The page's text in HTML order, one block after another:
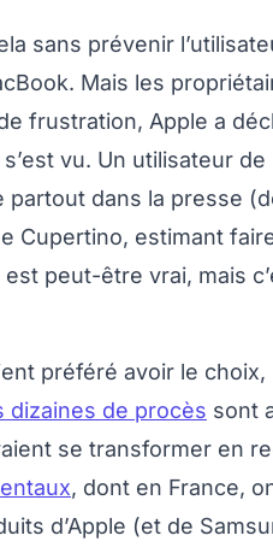
sans prévenir
Mais les
frustration, Apple a
vu. Un utilisateur
partout dans la presse
Cupertino, estimant
peut-être vrai, mais
préféré avoir le
dizaines de procès sont
se transformer en
, dont en France,
d’Apple (et de